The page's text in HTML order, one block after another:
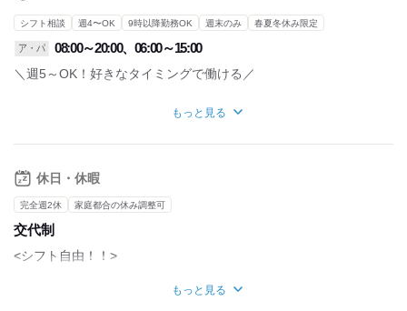
シフト相談 週4〜OK 9時以降勤務OK 週末のみ 春夏冬休み限定
ア・パ 08:00～20:00、06:00～15:00
＼週5～OK！好きなタイミングで働ける／
詳細は面接の際にお伝えします
■基本的には直行直帰です！
・休憩時間：60分(勤務時間が6時間以上の場合)
・実働時間：1日あたり8時間程度
・平均所定労働時間：1ヶ月あたり130時間程度
＜こんな働き方ができます◎＞
もっと見る
休日・休暇
完全週2休 家庭都合の休み調整可
交代制
<シフト自由！！>
もっと見る